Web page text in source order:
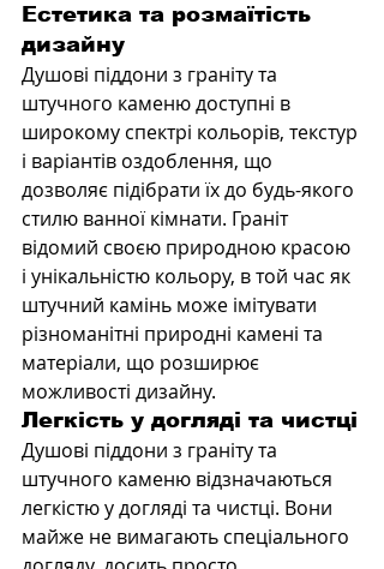
Естетика та розмаїтість
дизайну
Душові піддони з граніту та
штучного каменю доступні в
широкому спектрі кольорів, текстур
і варіантів оздоблення, що
дозволяє підібрати їх до будь-якого
стилю ванної кімнати. Граніт
відомий своєю природною красою
і унікальністю кольору, в той час як
штучний камінь може імітувати
різноманітні природні камені та
матеріали, що розширює
можливості дизайну.
Легкість у догляді та чистці
Душові піддони з граніту та
штучного каменю відзначаються
легкістю у догляді та чистці. Вони
майже не вимагають спеціального